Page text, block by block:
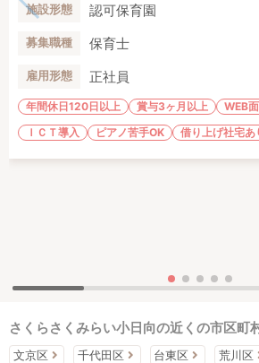
施設形態 認可保育園
募集職種 保育士
雇用形態 正社員
年間休日120日以上 賞与3ヶ月以上 WEB
ＩＣＴ導入
ピアノ苦手OK 借り上げ社宅あ
さくらさくみらい小日向の近くの市区町
文京区 千代田区 台東区 荒川区